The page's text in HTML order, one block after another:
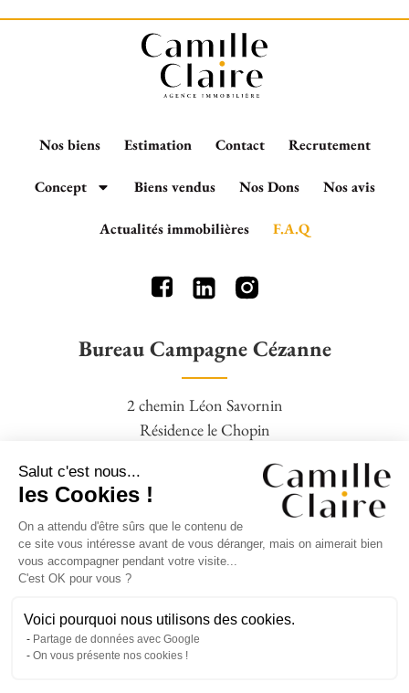
Nos biens Estimation Contact Recrutement
Concept Biens vendus Nos Dons Nos avis
Actualités immobilières F.A.Q
Bureau Campagne Cézanne
2 chemin Léon Savornin
Résidence le Chopin
04 42 95 77 16 – 06 09 88 19 28
Agence Square Pigonnet
Clos Bernadettes,
13090 Aix en Provence
Salut c'est nous...
les Cookies !
On a attendu d'être sûrs que le contenu de
ce site vous intéresse avant de vous déranger, mais on aimerait bien
vous accompagner pendant votre visite...
C'est OK pour vous ?
Voici pourquoi nous utilisons des cookies.
Partage de données avec Google
On vous présente nos cookies !